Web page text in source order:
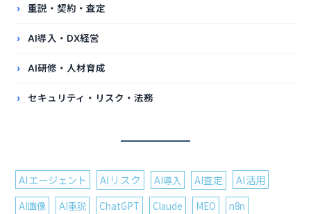
重説・契約・査定
AI導入・DX経営
AI研修・人材育成
セキュリティ・リスク・法務
AIエージェント AIリスク AI導入 AI査定 AI活用
AI画像 AI重説 ChatGPT Claude MEO
n8n